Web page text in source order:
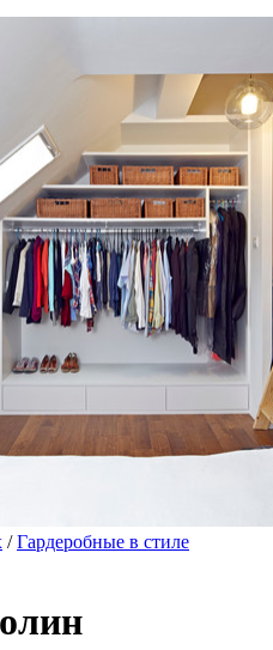
/Гардеробные в стиле